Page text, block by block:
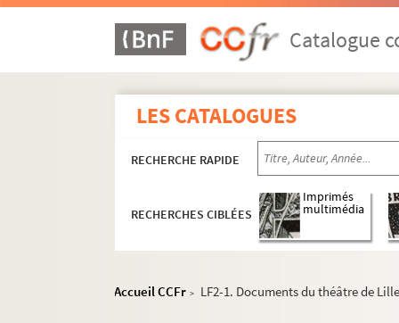
Catalogue
LES CATALOGUES
RECHERCHE RAPIDE
RECHERCHES CIBLÉES
Imprimés
multimédia
Accueil CCFr > LF2-1. Documents du théâtre de